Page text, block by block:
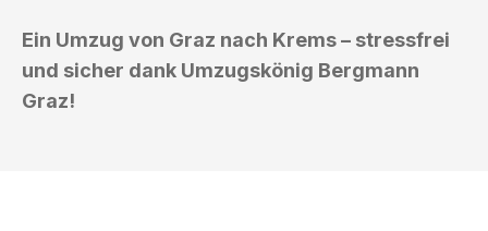
Ein Umzug von Graz nach Krems – stressfrei
und sicher dank Umzugskönig Bergmann
Graz!